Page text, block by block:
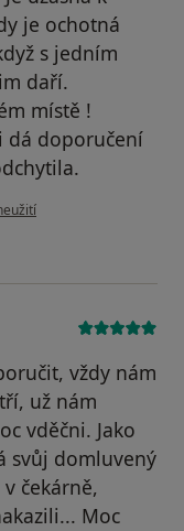
je ochotná
s jedním
daří.
místě !
dá doporučení
uživatele Marie
vždy nám
už nám
vděčni. Jako
svůj domluvený
čekárně,
Moc